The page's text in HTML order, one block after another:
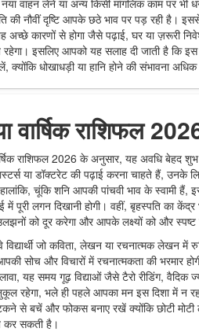
की नौवीं दृष्टि आपके छठे भाव पर पड़ रही है।
अच्छे कारणों से होगा जैसे पढ़ाई, घर या ज़रूरी
रहेगा। इसलिए आपको यह सलाह दी जाती है कि
धोखाधड़ी या हानि होने की संभावना
वार्षिक राशिफल
राशिफल 2026 के अनुसार, यह अवधि बेहद शुभ
या डॉक्टरेट की पढ़ाई करना चाहते हैं,
चूंकि शनि आपकी पांचवी भाव के स्वामी हैं,
में पूरी लगन दिखानी होगी। वहीं, बृहस्पति का केंद्र
को दूर करेगा और आपके लक्ष्यों को और स्पष्ट
विद्यार्थी जो कविता, लेखन या रचनात्मक
सोच और विचारों में रचनात्मकता की भरमार
यह समय गूढ़ विद्याओं जैसे टैरो रीडिंग, वैदिक
रहेगा, भले ही पहले आपका मन इस दिशा में न
से बचें और फोकस बनाए रखें क्योंकि छोटी मोटी
कर सकती है।